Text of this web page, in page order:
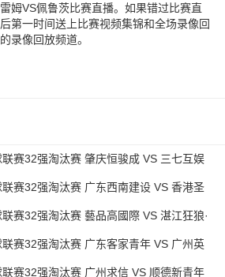
姆VS佩鲁茨比赛直播。如果错过比赛直
第一时间送上比赛视频集锦和全场录像回
录像回放频道。
赛32强淘汰赛 肇庆恒骏成 VS 三七互娱
赛32强淘汰赛 广东西南建设 VS 香港圣
赛32强淘汰赛 藝品高國際 VS 湛江狂狼·
赛32强淘汰赛 广东客家青年 VS 广州英
赛32强淘汰赛 广州求信 VS 顺德新青年